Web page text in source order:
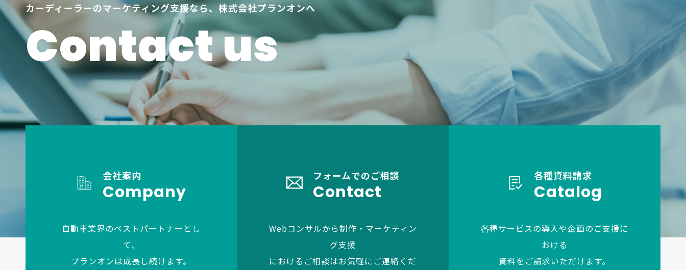
カーディーラーのマーケティング支援なら、株式会社プランオンへ
Contact us
会社案内
Company
自動車業界のベストパートナーとし
て、
プランオンは成長し続けます。
フォームでのご相談
Contact
Webコンサルから制作・マーケティン
グ支援
におけるご相談はお気軽にご連絡くだ
各種資料請求
Catalog
各種サービスの導入や企画のご支援に
おける
資料をご請求いただけます。